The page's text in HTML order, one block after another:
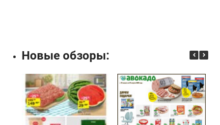
Новые обзоры: